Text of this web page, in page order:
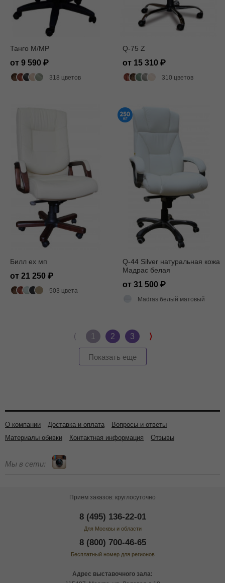
Танго M/MP
от 9 590
318 цветов
Q-75 Z
от 15 310
310 цветов
Билл ех мп
от 21 250
503 цвета
Q-44 Silver натуральная кожа
Мадрас белая
от 31 500
Madras белый матовый
⟨ 1 2 3 ⟩
Показать еще
О компании Доставка и оплата
Вопросы и ответы
Материалы обивки
Контактная информация Отзывы
Мы в сети:
Прием заказов: круглосуточно
8 (495) 136-22-01
Для Москвы и области
8 (800) 700-46-65
Бесплатный номер для регионов
Адрес выставочного зала: